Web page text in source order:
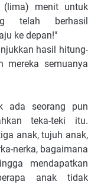
(lima) menit untuk
telah berhasil
ke depan!"
hasil hitung-
mereka semuanya
ada seorang pun
teka-teki itu.
anak, tujuh anak,
nerka, bagaimana
mendapatkan
anak tidak